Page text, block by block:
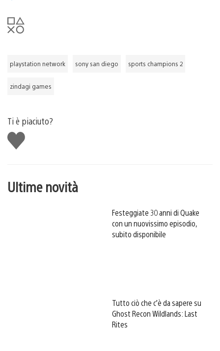
playstation network sony san diego sports champions 2
zindagi games
Ti è piaciuto?
Mi
piace
Ultime novità
Festeggiate 30 anni di Quake
con un nuovissimo episodio,
subito disponibile
Tutto ciò che c’è da sapere su
Ghost Recon Wildlands: Last
Rites